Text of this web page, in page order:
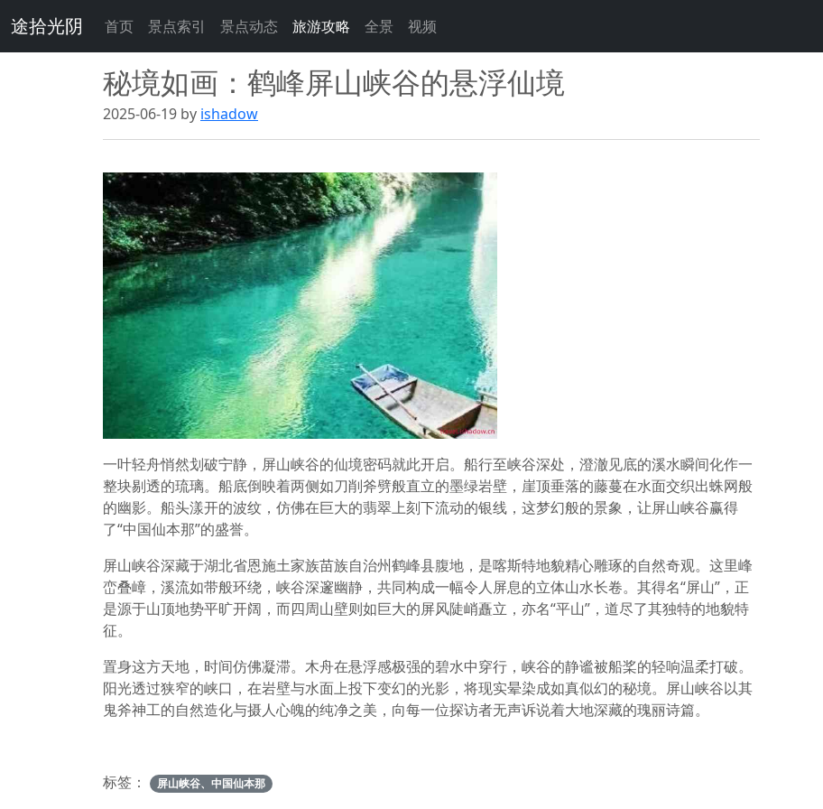
途拾光阴 首页 景点索引 景点动态 旅游攻略 全景 视频
秘境如画：鹤峰屏山峡谷的悬浮仙境
2025-06-19 by ishadow
一叶轻舟悄然划破宁静，屏山峡谷的仙境密码就此开启。船行至峡谷深处，澄澈见底的溪水瞬间化作一
整块剔透的琉璃。船底倒映着两侧如刀削斧劈般直立的墨绿岩壁，崖顶垂落的藤蔓在水面交织出蛛网般
的幽影。船头漾开的波纹，仿佛在巨大的翡翠上刻下流动的银线，这梦幻般的景象，让屏山峡谷赢得
了“中国仙本那”的盛誉。
屏山峡谷深藏于湖北省恩施土家族苗族自治州鹤峰县腹地，是喀斯特地貌精心雕琢的自然奇观。这里峰
峦叠嶂，溪流如带般环绕，峡谷深邃幽静，共同构成一幅令人屏息的立体山水长卷。其得名“屏山”，正
是源于山顶地势平旷开阔，而四周山壁则如巨大的屏风陡峭矗立，亦名“平山”，道尽了其独特的地貌特
征。
置身这方天地，时间仿佛凝滞。木舟在悬浮感极强的碧水中穿行，峡谷的静谧被船桨的轻响温柔打破。
阳光透过狭窄的峡口，在岩壁与水面上投下变幻的光影，将现实晕染成如真似幻的秘境。屏山峡谷以其
鬼斧神工的自然造化与摄人心魄的纯净之美，向每一位探访者无声诉说着大地深藏的瑰丽诗篇。
标签： 屏山峡谷、中国仙本那